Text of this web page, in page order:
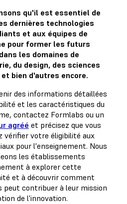
qu'il est essentiel de
dernières technologies
et aux équipes de
pour former les futurs
les domaines de
du design, des sciences
et bien d'autres encore.
des informations détaillées
et les caractéristiques du
contactez Formlabs ou un
agréé et précisez que vous
vérifier votre éligibilité aux
pour l'enseignement. Nous
les établissements
à explorer cette
et à découvrir comment
peut contribuer à leur mission
de l'innovation.